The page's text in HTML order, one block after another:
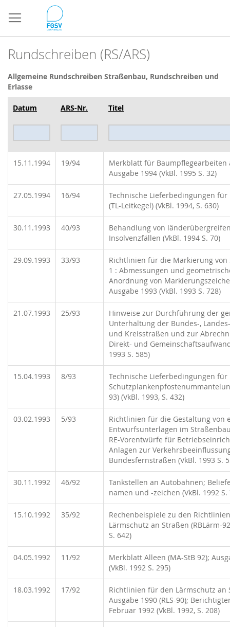
zum
Inhalt
Rundschreiben (RS/ARS)
Allgemeine Rundschreiben Straßenbau, Rundschreiben und
Erlasse
Datum ARS-Nr. Titel
15.11.1994 19/94
Merkblatt für Baumpflegearbeiten
Ausgabe 1994 (VkBl. 1995 S. 32)
27.05.1994 16/94
Technische Lieferbedingungen für
(TL-Leitkegel) (VkBl. 1994, S. 630)
30.11.1993 40/93
Behandlung von
Insolvenzfällen (VkBl. 1994 S. 70)
29.09.1993 33/93
Richtlinien für die Markierung von
1 : Abmessungen und
Anordnung von
Ausgabe 1993 (VkBl. 1993 S. 728)
21.07.1993 25/93
Hinweise zur Durchführung der
Unterhaltung der Bundes-,
und Kreisstraßen und zur
Direkt- und
1993 S. 585)
15.04.1993 8/93
Technische Lieferbedingungen für
93) (VkBl. 1993, S. 432)
03.02.1993 5/93
Richtlinien für die Gestaltung von
Entwurfsunterlagen im Straßenbau
RE-Vorentwürfe für
Anlagen zur
Bundesfernstraßen (VkBl. 1993 S.
30.11.1992 46/92
Tankstellen an Autobahnen;
namen und -zeichen (VkBl. 1992 S.
15.10.1992 35/92
Rechenbeispiele zu den
Lärmschutz an Straßen (RBLärm-
S. 642)
04.05.1992 11/92
Merkblatt Alleen (MA-StB 92);
(VkBl. 1992 S. 295)
18.03.1992 17/92
Richtlinien für den Lärmschutz an
Ausgabe 1990 (RLS-90);
Februar 1992 (VkBl. 1992, S. 208)